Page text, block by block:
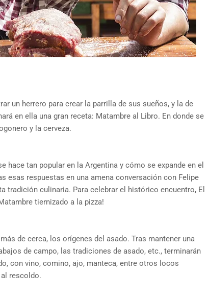
un herrero para crear la parrilla de sus sueños, y la de
en ella una gran receta: Matambre al Libro. En donde se
y la cerveza.
hace tan popular en la Argentina y cómo se expande en el
esas respuestas en una amena conversación con Felipe
tradición culinaria. Para celebrar el histórico encuentro, El
tiernizado a la pizza!
de cerca, los orígenes del asado. Tras mantener una
de campo, las tradiciones de asado, etc., terminarán
con vino, comino, ajo, manteca, entre otros locos
rescoldo.